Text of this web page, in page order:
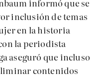
informó que se
inclusión de temas
en la historia
la periodista
aseguró que incluso
contenidos